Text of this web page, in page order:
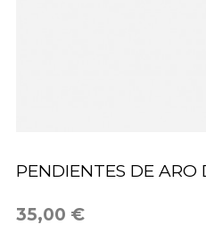
PENDIENTES DE ARO
35,00 €